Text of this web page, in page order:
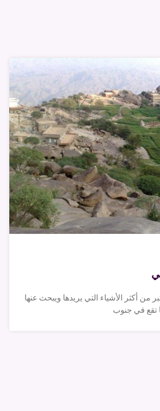
أكثر الأشياء التي يريدها ويبحث عنها
تقع في جنوب